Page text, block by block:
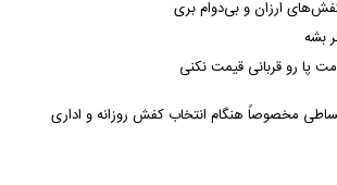
ارزان و بی‌دوام بری
بشه
پا رو قربانی قیمت نکنی
مخصوصاً هنگام انتخاب کفش روزانه و اداری